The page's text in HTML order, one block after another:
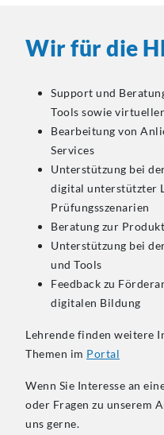
Wir für die
Support und
Tools sowie
Bearbeitung von
Services
Unterstützung bei
digital unterstützter
Prüfungsszenarien
Beratung zur
Unterstützung bei
und Tools
Feedback zu
digitalen Bildung
Lehrende finden weitere
Themen im Portal
Wenn Sie Interesse an
oder Fragen zu unserem
uns gerne.